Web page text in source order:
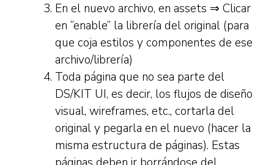
En el nuevo archivo, en assets ⇒ Clicar
en “enable” la librería del original (para
que coja estilos y componentes de ese
archivo/librería)
Toda página que no sea parte del
DS/KIT UI, es decir, los flujos de diseño
visual, wireframes, etc., cortarla del
original y pegarla en el nuevo (hacer la
misma estructura de páginas). Estas